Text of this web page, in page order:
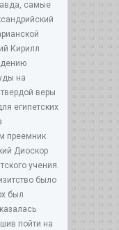
самые
Кирилл
на
веры
египетских
преемник
Диоскор
учения.
было
был
пойти на